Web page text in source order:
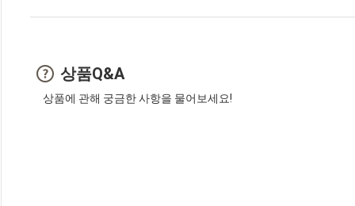
상품Q&A
상품에 관해 궁금한 사항을 물어보세요!